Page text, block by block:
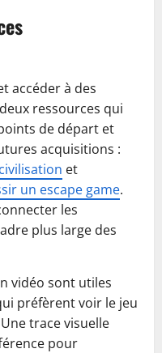
accéder à des
ressources qui
de départ et
acquisitions :
et
un escape game.
les
plus large des
vidéo sont utiles
préfèrent voir le jeu
trace visuelle
pour